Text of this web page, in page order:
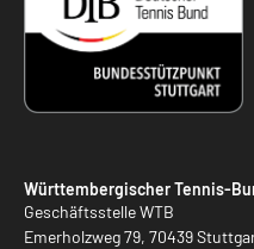
Württembergischer Tennis-
Geschäftsstelle WTB
Emerholzweg 79, 70439